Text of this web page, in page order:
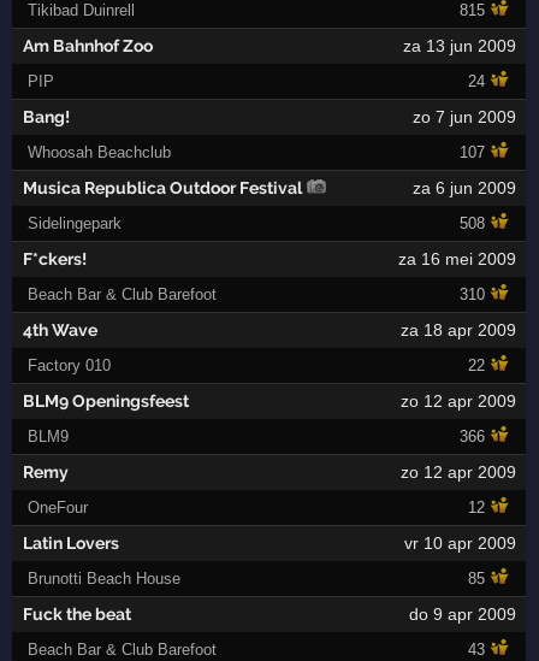
Tikibad Duinrell 815
Am Bahnhof Zoo za 13 jun 2009
PIP 24
Bang! zo 7 jun 2009
Whoosah Beachclub 107
Musica Republica Outdoor Festival za 6 jun 2009
Sidelingepark 508
F*ckers! za 16 mei 2009
Beach Bar & Club Barefoot 310
4th Wave za 18 apr 2009
Factory 010 22
BLM9 Openingsfeest zo 12 apr 2009
BLM9 366
Remy zo 12 apr 2009
OneFour 12
Latin Lovers vr 10 apr 2009
Brunotti Beach House 85
Fuck the beat do 9 apr 2009
Beach Bar & Club Barefoot 43